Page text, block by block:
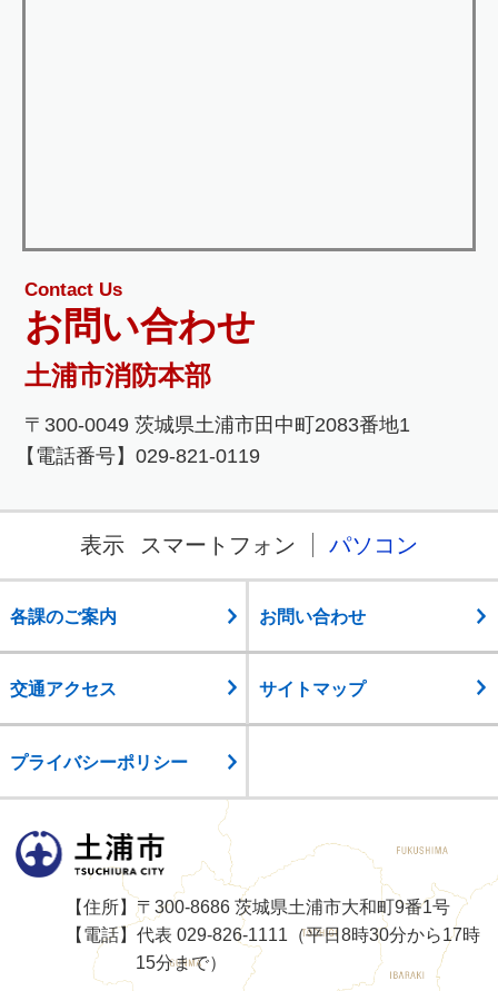
Contact Us
お問い合わせ
土浦市消防本部
〒300-0049 茨城県土浦市田中町2083番地1
【電話番号】029-821-0119
表示 スマートフォン パソコン
各課のご案内 お問い合わせ
交通アクセス サイトマップ
プライバシーポリシー
土浦市
【住所】〒300-8686 茨城県土浦市大和町9番1号
【電話】代表 029-826-1111（平日8時30分から17時
15分まで）